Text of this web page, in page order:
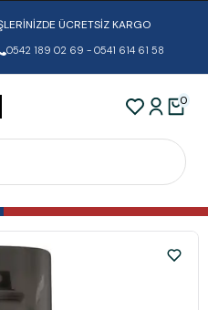
ÜCRETSİZ KARGO
0542 189 02 69 - 0541 614 61 58
0